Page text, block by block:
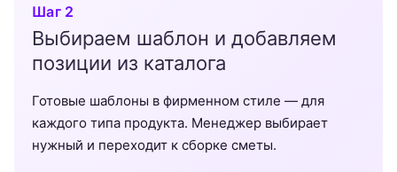
Шаг 2
Выбираем шаблон и добавляем
позиции из каталога
Готовые шаблоны в фирменном стиле — для
каждого типа продукта. Менеджер выбирает
нужный и переходит к сборке сметы.